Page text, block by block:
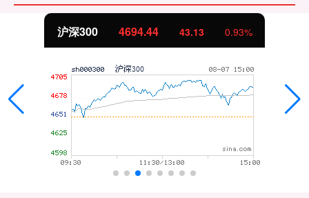
沪深300 4694.44 43.13 0.93%